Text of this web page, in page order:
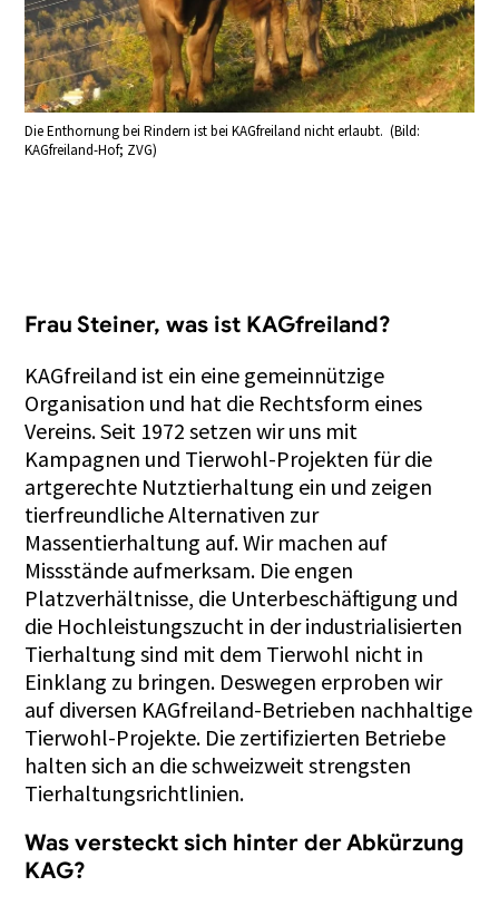
Die Enthornung bei Rindern ist bei KAGfreiland nicht erlaubt. (Bild:
KAGfreiland-Hof; ZVG)
Frau Steiner, was ist KAGfreiland?
KAGfreiland ist ein eine gemeinnützige
Organisation und hat die Rechtsform eines
Vereins. Seit 1972 setzen wir uns mit
Kampagnen und Tierwohl-Projekten für die
artgerechte Nutztierhaltung ein und zeigen
tierfreundliche Alternativen zur
Massentierhaltung auf. Wir machen auf
Missstände aufmerksam. Die engen
Platzverhältnisse, die Unterbeschäftigung und
die Hochleistungszucht in der industrialisierten
Tierhaltung sind mit dem Tierwohl nicht in
Einklang zu bringen. Deswegen erproben wir
auf diversen KAGfreiland-Betrieben nachhaltige
Tierwohl-Projekte. Die zertifizierten Betriebe
halten sich an die schweizweit strengsten
Tierhaltungsrichtlinien.
Was versteckt sich hinter der Abkürzung
KAG?